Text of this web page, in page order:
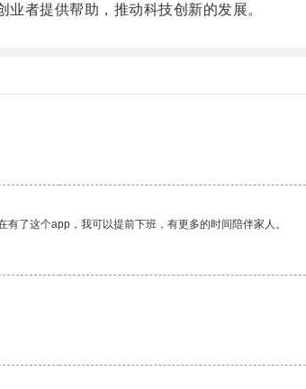
者提供帮助，推动科技创新的发展。
了这个app，我可以提前下班，有更多的时间陪伴家人。